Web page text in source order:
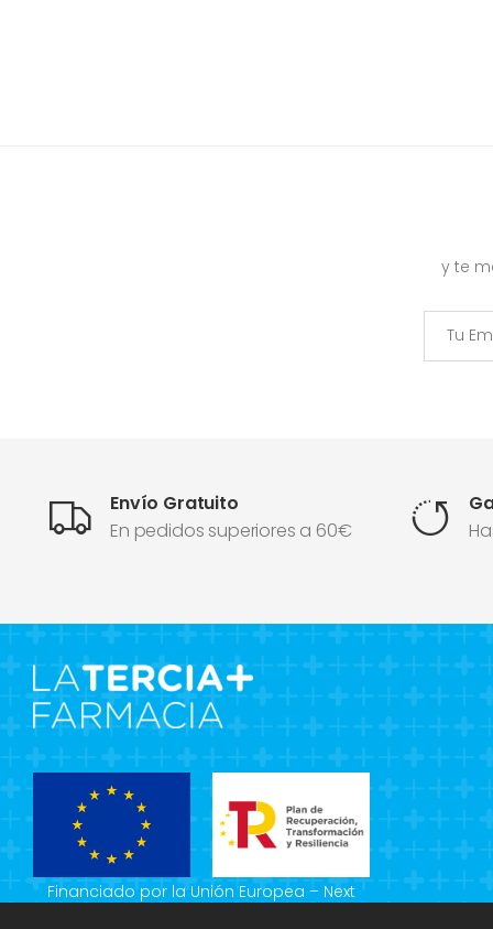
y te
Envío Gratuito
En pedidos superiores a 60€
Financiado por la Unión Europea – Next